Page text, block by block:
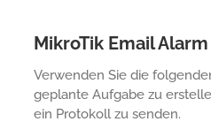
MikroTik Email Alarm
Verwenden Sie die
geplante Aufgabe zu
ein Protokoll zu senden.